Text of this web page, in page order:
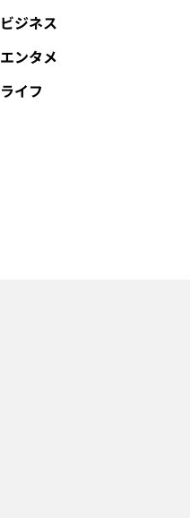
ビジネス
エンタメ
ライフ